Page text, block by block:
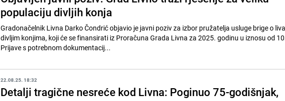
populaciju divljih konja
Gradonačelnik Livna Darko Čondrić objavio je javni poziv za izbor pružatelja usluge brige o
divljim konjima, koji će se finansirati iz Proračuna Grada Livna za 2025. godinu u iznosu od
Prijave s potrebnom dokumentacij...
22.08.25. 18:32
Detalji tragične nesreće kod Livna: Poginuo 75-godišnjak,